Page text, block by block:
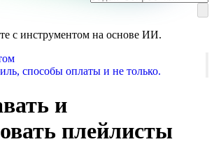
с инструментом на основе ИИ.
способы оплаты и не только.
и
плейлисты